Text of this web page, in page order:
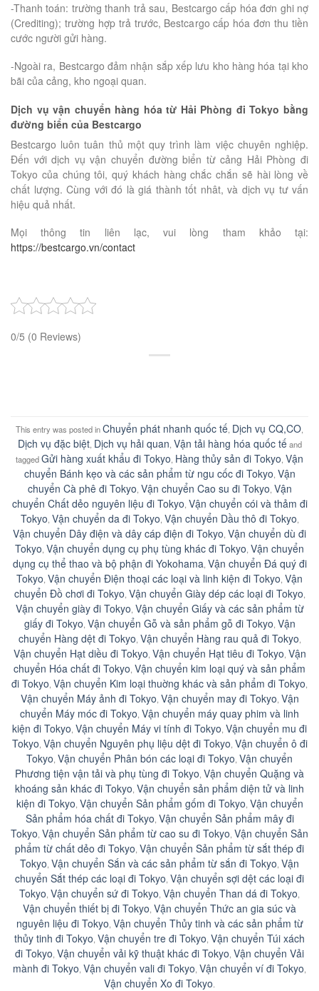
-Thanh toán: trường thanh trả sau, Bestcargo cấp hóa đơn ghi nợ
(Crediting); trường hợp trả trước, Bestcargo cấp hóa đơn thu tiền
cước người gửi hàng.
-Ngoài ra, Bestcargo đảm nhận sắp xếp lưu kho hàng hóa tại kho
bãi của cảng, kho ngoại quan.
Dịch vụ vận chuyển hàng hóa từ Hải Phòng đi Tokyo bằng
đường biển của Bestcargo
Bestcargo luôn tuân thủ một quy trình làm việc chuyên nghiệp.
Đến với dịch vụ vận chuyển đường biển từ cảng Hải Phòng đi
Tokyo của chúng tôi, quý khách hàng chắc chắn sẽ hài lòng về
chất lượng. Cùng với đó là giá thành tốt nhât, và dịch vụ tư vấn
hiệu quả nhất.
Mọi thông tin liên lạc, vui lòng tham khảo tại:
https://bestcargo.vn/contact
0/5 (0 Reviews)
This entry was posted inChuyển phát nhanh quốc tế Dịch vụ CQ,CO
Dịch vụ đặc biệt, Dịch vụ hải quan Vận tải hàng hóa quốc tếand
taggedGửi hàng xuất khẩu đi Tokyo Hàng thủy sản đi Tokyo Vận
chuyển Bánh kẹo và các sản phẩm từ ngu cốc đi Tokyo Vận
chuyển Cà phê đi Tokyo Vận chuyển Cao su đi Tokyo Vận
chuyển Chất dẻo nguyên liệu đi Tokyo Vận chuyển cói và thảm đi
Tokyo Vận chuyển da đi Tokyo Vận chuyển Dầu thô đi Tokyo
Vận chuyển Dây điện và dây cáp điện đi Tokyo Vận chuyển dù đi
Tokyo Vận chuyển dụng cụ phụ tùng khác đi Tokyo Vận chuyển
dụng cụ thể thao và bộ phận đi Yokohama Vận chuyển Ðá quý đi
Tokyo Vận chuyển Ðiện thoại các loại và linh kiện đi Tokyo Vận
chuyển Ðồ chơi đi Tokyo Vận chuyển Giày dép các loại đi Tokyo
Vận chuyển giày đi Tokyo Vận chuyển Giấy và các sản phẩm từ
giấy đi Tokyo Vận chuyển Gỗ và sản phẩm gỗ đi Tokyo Vận
chuyển Hàng dệt đi Tokyo Vận chuyển Hàng rau quả đi Tokyo
Vận chuyển Hạt diều đi Tokyo Vận chuyển Hạt tiêu đi Tokyo Vận
chuyển Hóa chất đi Tokyo Vận chuyển kim loại quý và sản phẩm
đi Tokyo Vận chuyển Kim loại thuờng khác và sản phẩm đi Tokyo
Vận chuyển Máy ảnh đi Tokyo Vận chuyển may đi Tokyo Vận
chuyển Máy móc đi Tokyo Vận chuyển máy quay phim và linh
kiện đi Tokyo Vận chuyển Máy vi tính đi Tokyo Vận chuyển mu đi
Tokyo Vận chuyển Nguyên phụ liệu dệt đi Tokyo Vận chuyển ô đi
Tokyo Vận chuyển Phân bón các loại đi Tokyo Vận chuyển
Phương tiện vận tải và phụ tùng đi Tokyo Vận chuyển Quặng và
khoáng sản khác đi Tokyo Vận chuyển sản phẩm diện tử và linh
kiện đi Tokyo Vận chuyển Sản phẩm gốm đi Tokyo Vận chuyển
Sản phẩm hóa chất đi Tokyo Vận chuyển Sản phẩm mây đi
Tokyo Vận chuyển Sản phẩm từ cao su đi Tokyo Vận chuyển Sản
phẩm từ chất dẻo đi Tokyo Vận chuyển Sản phẩm từ sắt thép đi
Tokyo Vận chuyển Sắn và các sản phẩm từ sắn đi Tokyo Vận
chuyển Sắt thép các loại đi Tokyo Vận chuyển sợi dệt các loại đi
Tokyo Vận chuyển sứ đi Tokyo Vận chuyển Than dá đi Tokyo
Vận chuyển thiết bị đi Tokyo Vận chuyển Thức an gia súc và
nguyên liệu đi Tokyo Vận chuyển Thủy tinh và các sản phẩm từ
thủy tinh đi Tokyo Vận chuyển tre đi Tokyo Vận chuyển Túi xách
đi Tokyo Vận chuyển vải kỹ thuật khác đi Tokyo Vận chuyển Vải
mành đi Tokyo Vận chuyển vali đi Tokyo Vận chuyển ví đi Tokyo
Vận chuyển Xo đi Tokyo